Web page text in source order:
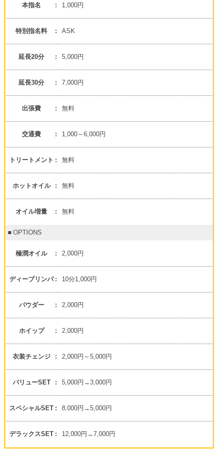
本指名 1,000円
特別指名料 ASK
延長20分 5,000円
延長30分 7,000円
出張費 無料
交通費 1,000～6,000円
トリートメント 無料
ホットオイル 無料
オイル増量 無料
OPTIONS
極潤オイル 2,000円
ディープリンパ 10分1,000円
パウダー 2,000円
ホイップ 2,000円
衣装チェンジ 2,000円～5,000円
バリューSET 5,000円→3,000円
スペシャルSET 8,000円→5,000円
デラックスSET 12,000円→7,000円